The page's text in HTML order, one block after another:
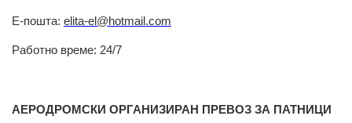
Е-пошта: elita-el@hotmail.com
Работно време: 24/7
АЕРОДРОМСКИ ОРГАНИЗИРАН ПРЕВОЗ ЗА ПАТНИЦИ